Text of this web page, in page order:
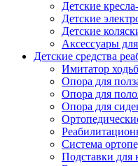
Детские
Детские
Детские
Аксессуары
Детские средства
Имитатор
Опора для
Опора для
Опора для
Система
Подставки для